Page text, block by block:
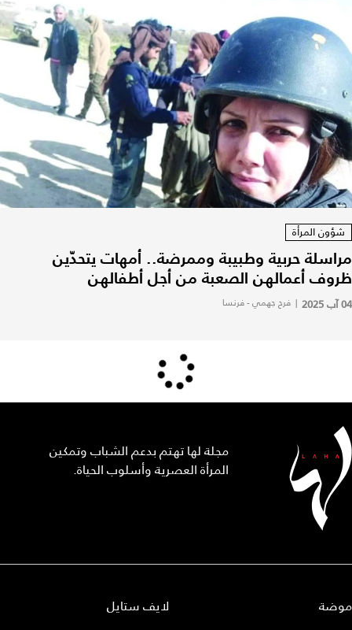
شؤون المرأة
مراسلة حربية وطبيبة وممرضة.. أمهات يتحدّين
ظروف أعمالهن الصعبة من أجل أطفالهن
04 آب 2025 | فرح جهمي - فرنسا
مجلة لها تهتم بدعم الشباب وتمكين
المرأة العصرية وأسلوب الحياة.
موضة
لايف ستايل